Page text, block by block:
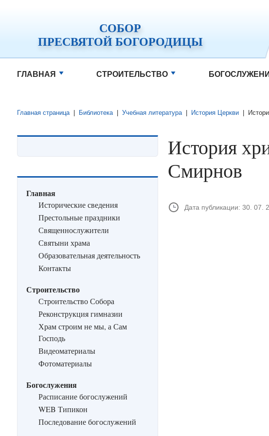
СОБОР
ПРЕСВЯТОЙ БОГОРОДИЦЫ
ГЛАВНАЯ СТРОИТЕЛЬСТВО
Главная страница | Библиотека | Учебная литература | История Церкви |
Главная
Исторические сведения
Престольные праздники
Священнослужители
Святыни храма
Образовательная деятельность
Контакты
Строительство
Строительство Собора
Реконструкция гимназии
Храм строим не мы, а Сам
Господь
Видеоматериалы
Фотоматериалы
Богослужения
Расписание богослужений
WEB Типикон
Последование богослужений
История
Смирнов
Дата публикации: 30. 07.